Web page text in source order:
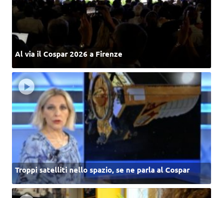
Al via il Cospar 2026 a Firenze
Troppi satelliti nello spazio, se ne parla al Cospar